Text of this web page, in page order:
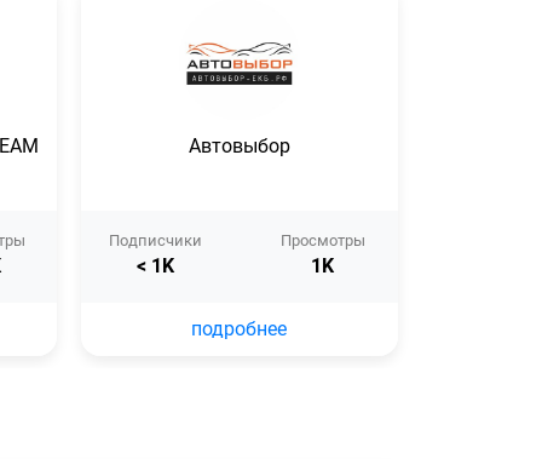
Автовыбор
Подписчики
< 1K
Просмотры
1K
подробнее